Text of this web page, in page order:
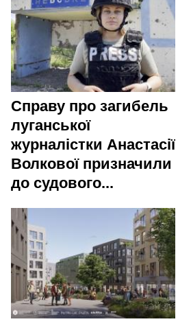
Справу про загибель
луганської
журналістки Анастасії
Волкової призначили
до судового...